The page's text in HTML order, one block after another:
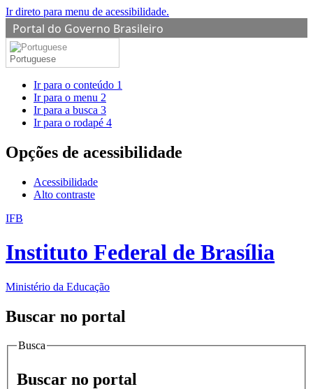
Ir direto para menu de acessibilidade.
Portal do Governo Brasileiro
Portuguese
Ir para o conteúdo 1
Ir para o menu 2
Ir para a busca 3
Ir para o rodapé 4
Opções de acessibilidade
Acessibilidade
Alto contraste
IFB
Instituto Federal de Brasília
Ministério da Educação
Buscar no portal
Busca
Buscar no portal